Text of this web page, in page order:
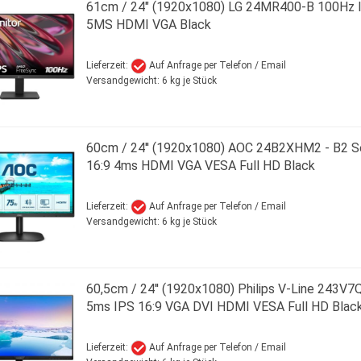
61cm / 24" (1920x1080) LG 24MR400-B 100Hz
5MS HDMI VGA Black
Lieferzeit:
Auf Anfrage per Telefon / Email
Versandgewicht: 6 kg je Stück
60cm / 24'' (1920x1080) AOC 24B2XHM2 - B2
16:9 4ms HDMI VGA VESA Full HD Black
Lieferzeit:
Auf Anfrage per Telefon / Email
Versandgewicht: 6 kg je Stück
60,5cm / 24'' (1920x1080) Philips V-Line
5ms IPS 16:9 VGA DVI HDMI VESA Full HD
Lieferzeit:
Auf Anfrage per Telefon / Email